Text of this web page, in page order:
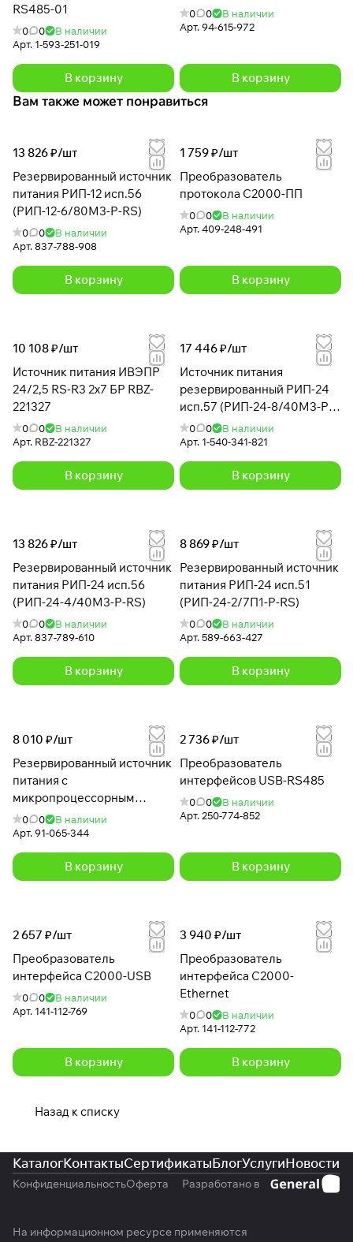
RS485-01
0 0
В наличии
Арт. 1-593-251-019
В корзину
0 0
В наличии
Арт.94-615-972
В корзину
Вам также может понравиться
13 826 ₽/шт
Резервированный источник
питания РИП-12 исп.56
(РИП-12-6/80М3-Р-RS)
0 0
В наличии
Арт.837-788-908
В корзину
1 759 ₽/шт
Преобразователь
протокола С2000-ПП
0 0
В наличии
Арт.409-248-491
В корзину
10 108 ₽/шт
Источник питания ИВЭПР
24/2,5 RS-R3 2х7 БР RBZ-
221327
0 0
В наличии
Арт. RBZ-221327
В корзину
17 446 ₽/шт
Источник питания
резервированный РИП-24
исп.57 (РИП-24-8/40М3-Р-
RS)
0 0
В наличии
Арт. 1-540-341-821
В корзину
13 826 ₽/шт
Резервированный источник
питания РИП-24 исп.56
(РИП-24-4/40М3-Р-RS)
0 0
В наличии
Арт.837-789-610
В корзину
8 869 ₽/шт
Резервированный источник
питания РИП-24 исп.51
(РИП-24-2/7П1-Р-RS)
0 0
В наличии
Арт.589-663-427
В корзину
8 010 ₽/шт
Резервированный источник
питания с
микропроцессорным
управлением РИП-24
исп.01 (РИП-24-3/7М4)
0 0
В наличии
Арт.91-065-344
В корзину
2 736 ₽/шт
Преобразователь
интерфейсов USB-RS485
0 0
В наличии
Арт.250-774-852
В корзину
2 657 ₽/шт
Преобразователь
интерфейса С2000-USB
0 0
В наличии
Арт. 141-112-769
В корзину
3 940 ₽/шт
Преобразователь
интерфейса С2000-
Ethernet
0 0
В наличии
Арт. 141-112-772
В корзину
Назад к списку
КаталогКонтактыСертификатыБлогУслугиНовости
КонфиденциальностьОферта Разработано в
На информационном ресурсе применяются